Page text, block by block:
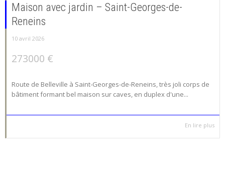
Maison avec jardin – Saint-Georges-de-
Reneins
10 avril 2026
273000 €
Route de Belleville à Saint-Georges-de-Reneins, très joli corps de
bâtiment formant bel maison sur caves, en duplex d'une...
En lire plus